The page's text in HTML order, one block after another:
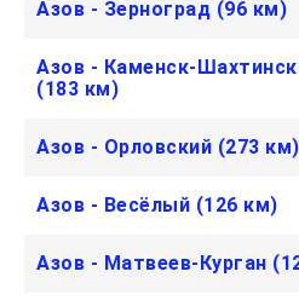
Азов - Зерноград (96 км)
Азов - Каменск-
(183 км)
Азов - Орловский (273 км)
Азов - Весёлый (126 км)
Азов - Матвеев-Курган